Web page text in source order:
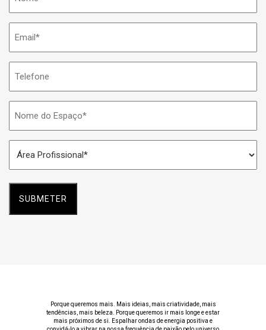
do
Espaço
Profissional
*
Porque queremos mais. Mais ideias, mais criatividade, mais
tendências, mais beleza. Porque queremos ir mais longe e estar
mais próximos de si. Espalhar ondas de energia positiva e